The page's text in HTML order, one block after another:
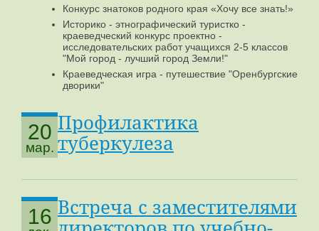
Конкурс знатоков родного края «Хочу все знать!»
Историко - этнографический туристко -
краеведческий конкурс проектно -
исследовательских работ учащихся 2-5 классов
"Мой город - лучший город Земли!"
Краеведческая игра - путешествие "Оренбургские
дворики"
20
мар.
Профилактика
туберкулеза
16 Встреча с заместителями